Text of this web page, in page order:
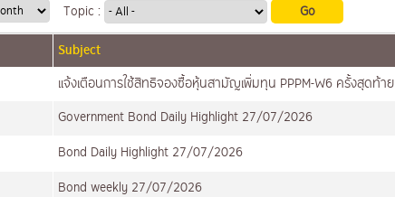
Topic :
Subject
แจ้งเตือนการใช้สิทธิจองซื้อหุ้นสามัญเพิ่มทุน PPPM-W6 ครั้งสุดท้าย
Government Bond Daily Highlight 27/07/2026
Bond Daily Highlight 27/07/2026
Bond weekly 27/07/2026